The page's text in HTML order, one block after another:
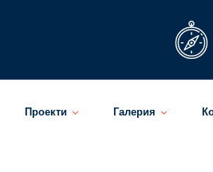
Проекти Галерия